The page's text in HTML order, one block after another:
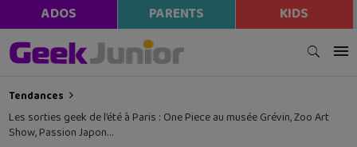
ADOS PARENTS KIDS
Tendances
Les sorties geek de l’été à Paris : One Piece au musée Grévin, Zoo Art
Show, Passion Japon…